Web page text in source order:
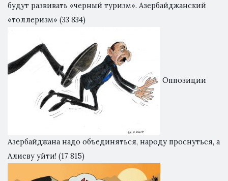
будут развивать «черный туризм». Азербайджанский
«толлеризм» (33 834)
Оппозиции
Азербайджана надо объединяться, народу проснуться, а
Алиеву уйти! (17 815)